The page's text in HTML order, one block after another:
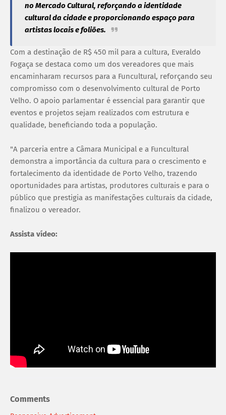
no Mercado Cultural, reforçando a identidade
cultural da cidade e proporcionando espaço para
artistas locais e foliões.
Com a destinação de R$ 450 mil para a cultura, Everaldo
Fogaça se destaca como um dos vereadores que mais
encaminharam recursos para a Funcultural, reforçando seu
compromisso com o desenvolvimento cultural de Porto
Velho. O apoio parlamentar é essencial para garantir que
eventos e projetos sejam realizados com estrutura e
qualidade, beneficiando toda a população.
"A parceria entre a Câmara Municipal e a Funcultural
demonstra a importância da cultura para o crescimento e
fortalecimento da identidade de Porto Velho, trazendo
oportunidades para artistas, produtores culturais e para o
público que prestigia as manifestações culturais da cidade,
finalizou o vereador.
Assista vídeo:
Comments